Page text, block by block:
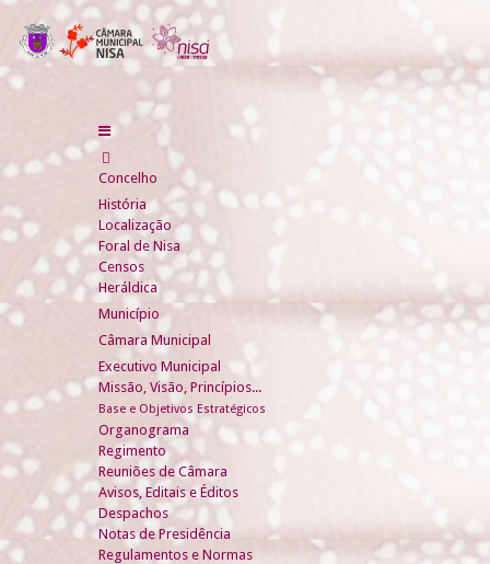
Concelho
História
Localização
Foral de Nisa
Censos
Heráldica
Município
Câmara Municipal
Executivo Municipal
Missão, Visão, Princípios...
Base e Objetivos Estratégicos
Organograma
Regimento
Reuniões de Câmara
Avisos, Editais e Éditos
Despachos
Notas de Presidência
Regulamentos e Normas